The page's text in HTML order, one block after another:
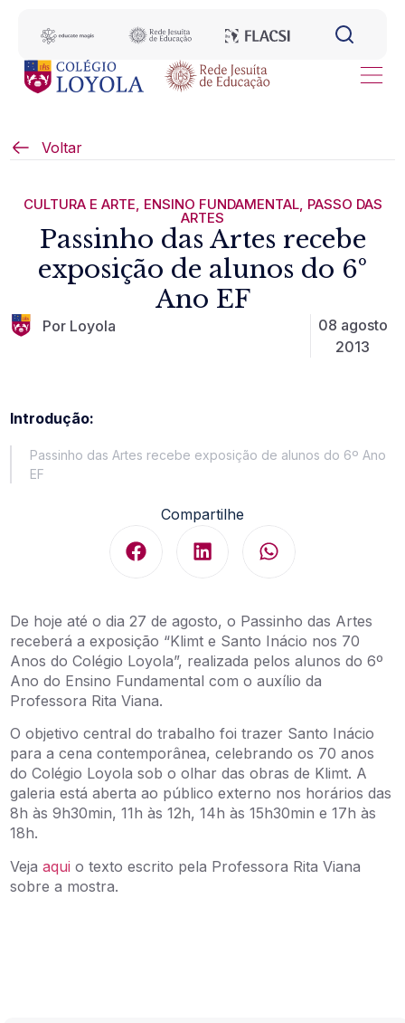
Voltar
CULTURA E ARTE, ENSINO FUNDAMENTAL, PASSO DAS
ARTES
Passinho das Artes recebe
exposição de alunos do 6º
Ano EF
Por Loyola
08 agosto
2013
Introdução:
Passinho das Artes recebe exposição de alunos do 6º Ano
EF
Compartilhe
De hoje até o dia 27 de agosto, o Passinho das Artes
receberá a exposição “Klimt e Santo Inácio nos 70
Anos do Colégio Loyola”, realizada pelos alunos do 6º
Ano do Ensino Fundamental com o auxílio da
Professora Rita Viana.
O objetivo central do trabalho foi trazer Santo Inácio
para a cena contemporânea, celebrando os 70 anos
do Colégio Loyola sob o olhar das obras de Klimt. A
galeria está aberta ao público externo nos horários das
8h às 9h30min, 11h às 12h, 14h às 15h30min e 17h às
18h.
Vejaaqui o texto escrito pela Professora Rita Viana
sobre a mostra.